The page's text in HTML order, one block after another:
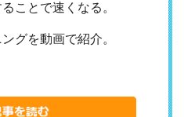
ことで速くなる。
グを動画で紹介。